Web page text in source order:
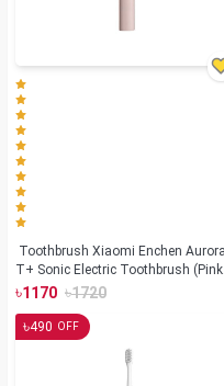
Toothbrush Xiaomi Enchen Aurora
T+ Sonic Electric Toothbrush (Pink
Color)
৳1170 ৳1720
৳490 OFF